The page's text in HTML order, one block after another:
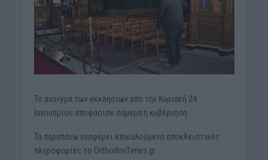
Το άνοιγμα των εκκλησιών από την Κυριακή 24
Ιανουαρίου αποφάσισε σήμερα η κυβέρνηση.
Τα παραπάνω αναφέρει επικαλούμενο αποκλειστικές
πληροφορίες το OrthodoxTimes.gr.